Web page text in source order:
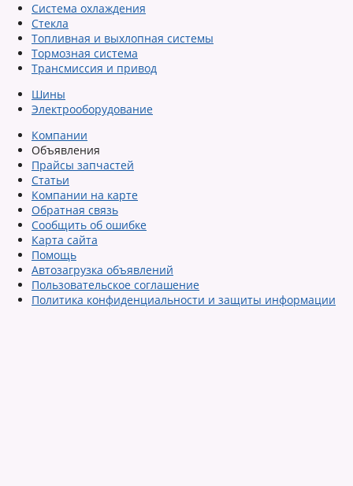
Система охлаждения
Стекла
Топливная и выхлопная системы
Тормозная система
Трансмиссия и привод
Шины
Электрооборудование
Компании
Объявления
Прайсы запчастей
Статьи
Компании на карте
Обратная связь
Сообщить об ошибке
Карта сайта
Помощь
Автозагрузка объявлений
Пользовательское соглашение
Политика конфиденциальности и защиты информации